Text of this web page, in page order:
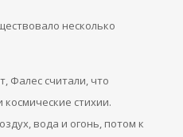
несколько
Фалес считали, что
стихии.
вода и огонь, потом к